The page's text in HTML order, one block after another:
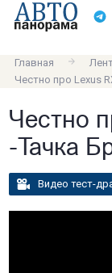
Главная
Честно про Lexus
Честно
-Тачка
Видео тест-